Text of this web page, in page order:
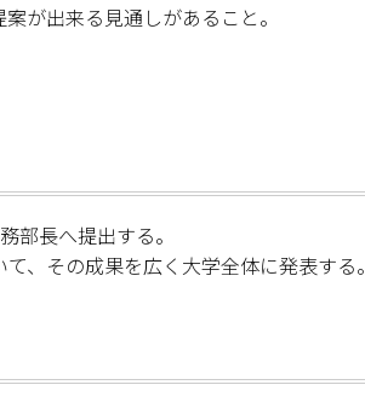
が出来る見通しがあること。
部長へ提出する。
、その成果を広く大学全体に発表する。